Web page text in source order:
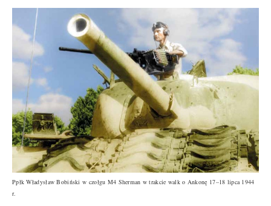
Ppłk Władysław Bobiński w czołgu M4 Sherman w trakcie walk o Ankonę 17–18 lipca 1944
r.